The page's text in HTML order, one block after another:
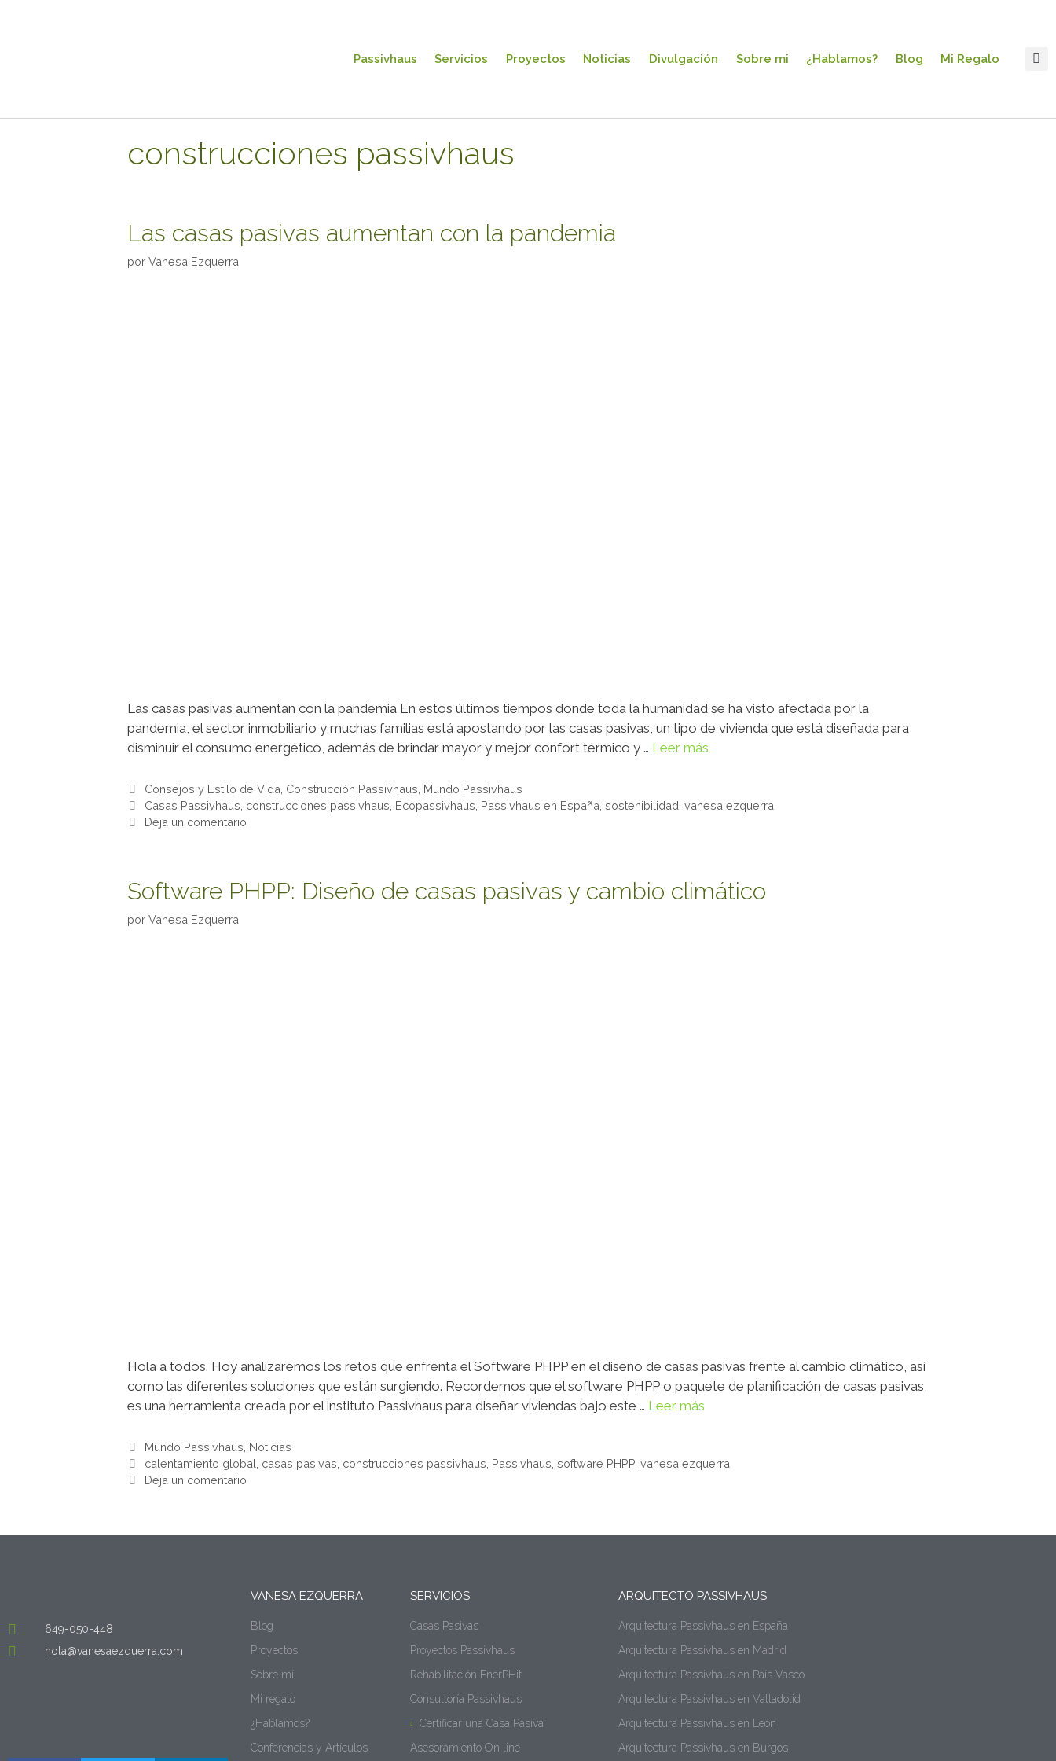
Passivhaus Servicios Proyectos Noticias Divulgación Sobre mi ¿Hablamos? Blog Mi Regalo
construcciones passivhaus
Las casas pasivas aumentan con la pandemia
por Vanesa Ezquerra
Las casas pasivas aumentan con la pandemia En estos últimos tiempos donde toda la humanidad se ha visto afectada por la
pandemia, el sector inmobiliario y muchas familias está apostando por las casas pasivas, un tipo de vivienda que está diseñada para
disminuir el consumo energético, además de brindar mayor y mejor confort térmico y … Leer más
Consejos y Estilo de Vida Construcción Passivhaus Mundo Passivhaus
Casas Passivhaus construcciones passivhaus Ecopassivhaus Passivhaus en España sostenibilidad vanesa ezquerra
Deja un comentario
Software PHPP: Diseño de casas pasivas y cambio climático
por Vanesa Ezquerra
Hola a todos. Hoy analizaremos los retos que enfrenta el Software PHPP en el diseño de casas pasivas frente al cambio climático, así
como las diferentes soluciones que están surgiendo. Recordemos que el software PHPP o paquete de planificación de casas pasivas,
es una herramienta creada por el instituto Passivhaus para diseñar viviendas bajo este … Leer más
Mundo Passivhaus Noticias
calentamiento global casas pasivas construcciones passivhaus Passivhaus software PHPP, vanesa ezquerra
Deja un comentario
649-050-448
hola@vanesaezquerra.com
VANESA EZQUERRA
Blog
Proyectos
Sobre mí
Mi regalo
¿Hablamos?
Conferencias y Artículos
SERVICIOS
Casas Pasivas
Proyectos Passivhaus
Rehabilitación EnerPHit
Consultoría Passivhaus
Certificar una Casa Pasiva
Asesoramiento On line
ARQUITECTO PASSIVHAUS
Arquitectura Passivhaus en España
Arquitectura Passivhaus en Madrid
Arquitectura Passivhaus en País Vasco
Arquitectura Passivhaus en Valladolid
Arquitectura Passivhaus en León
Arquitectura Passivhaus en Burgos